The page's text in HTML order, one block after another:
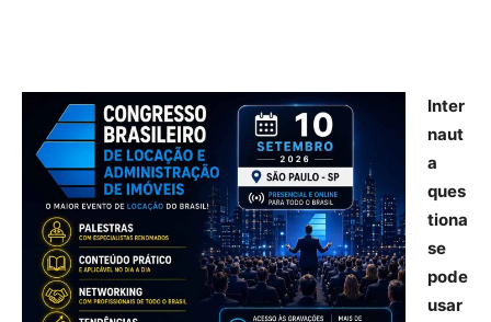
Inter
naut
a
ques
tiona
se
pode
usar